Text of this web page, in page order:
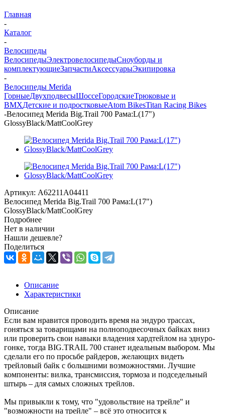
Главная
-
Каталог
-
Велосипеды
ВелосипедыЭлектровелосипедыCноуборды и
комплектующиеЗапчастиАксессуарыЭкипировка
-
Велосипеды Merida
ГорныеДвухподвесыШоссеГородскиеТрюковые и
BMXДетские и подростковыеAtom BikesTitan Racing Bikes
-Велосипед Merida Big.Trail 700 Рама:L(17")
GlossyBlack/MattCoolGrey
Артикул: A62211A04411
Велосипед Merida Big.Trail 700 Рама:L(17")
GlossyBlack/MattCoolGrey
Подробнее
Нет в наличии
Нашли дешевле?
Поделиться
Описание
Характеристики
Описание
Если вам нравится проводить время на эндуро трассах,
гоняться за товарищами на полноподвесочных байках вниз
или проверить свои навыки владения хардтейлом на эднуро-
гонке, тогда BIG.TRAIL 700 станет идеальным выбором. Мы
сделали его по просьбе райдеров, желающих видеть
трейловый байк с большними возможностями. Лучшие
компоненты: вилка, трансмиссия, тормоза и подседельный
штырь – для самых сложных трейлов.
Мы привыкли к тому, что "удовольствие на трейле" и
"возможности на трейле" – всё это относится к